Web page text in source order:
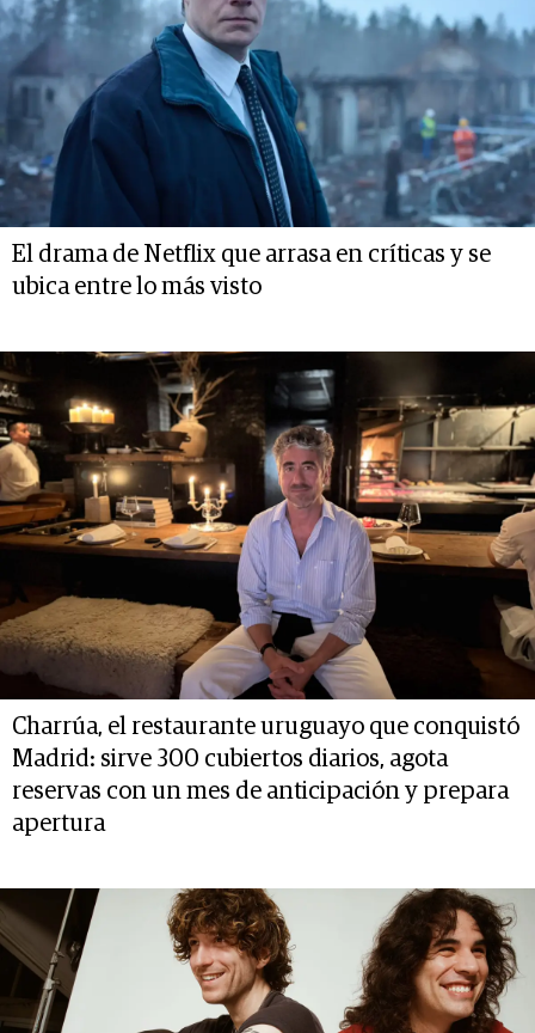
El drama de Netflix que arrasa en críticas y se
ubica entre lo más visto
Charrúa, el restaurante uruguayo que conquistó
Madrid: sirve 300 cubiertos diarios, agota
reservas con un mes de anticipación y prepara
apertura